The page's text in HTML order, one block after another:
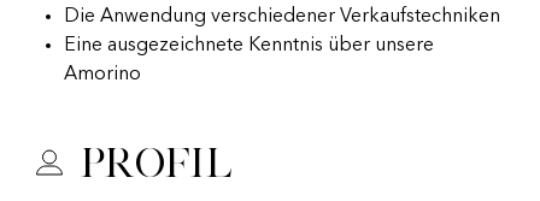
Die Anwendung verschiedener Verkaufstechniken
Eine ausgezeichnete Kenntnis über unsere
Amorino
Profil